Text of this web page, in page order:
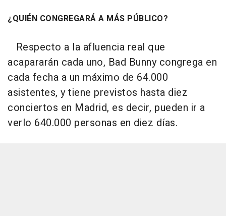
¿QUIÉN CONGREGARÁ A MÁS PÚBLICO?
Respecto a la afluencia real que
acapararán cada uno, Bad Bunny congrega en
cada fecha a un máximo de 64.000
asistentes, y tiene previstos hasta diez
conciertos en Madrid, es decir, pueden ir a
verlo 640.000 personas en diez días.